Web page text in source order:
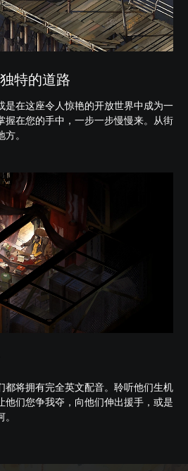
特的道路
是在这座令人惊艳的开放世界中成为一
握在您的手中，一步一步慢慢来。从街
。
都将拥有完全英文配音。聆听他们生机
他们您争我夺，向他们伸出援手，或是